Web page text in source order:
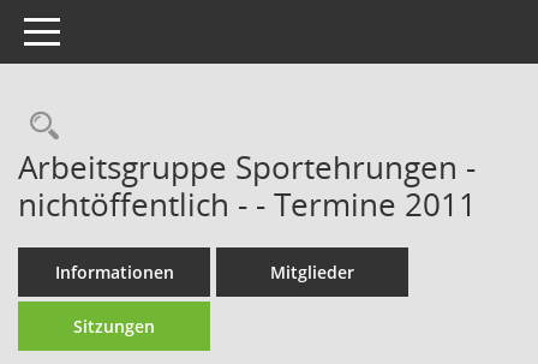
Toggle navigation
Rechercheauswahl
Arbeitsgruppe Sportehrungen -
nichtöffentlich - - Termine 2011
Informationen Mitglieder
Sitzungen